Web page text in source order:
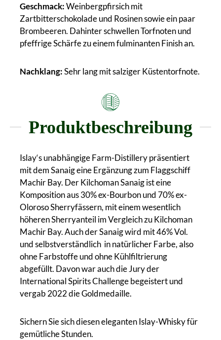
Geschmack:Weinbergpfirsich mit
Zartbitterschokolade und Rosinen sowie ein paar
Brombeeren. Dahinter schwellen Torfnoten und
pfeffrige Schärfe zu einem fulminanten Finish an.
Nachklang:Sehr lang mit salziger Küstentorfnote.
Produktbeschreibung
Islay‘s unabhängige Farm-Distillery präsentiert
mit dem Sanaig eine Ergänzung zum Flaggschiff
Machir Bay. Der Kilchoman Sanaig ist eine
Komposition aus 30% ex-Bourbon und 70% ex-
Oloroso Sherryfässern, mit einem wesentlich
höheren Sherryanteil im Vergleich zu Kilchoman
Machir Bay. Auch der Sanaig wird mit 46% Vol.
und selbstverständlich in natürlicher Farbe, also
ohne Farbstoffe und ohne Kühlfiltrierung
abgefüllt. Davon war auch die Jury der
International Spirits Challenge begeistert und
vergab 2022 die Goldmedaille.
Sichern Sie sich diesen eleganten Islay-Whisky für
gemütliche Stunden.